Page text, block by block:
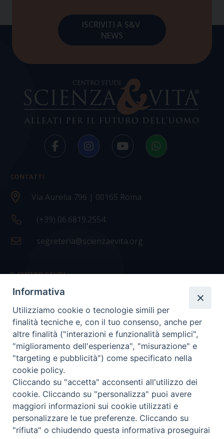
CONTATTI
Via Aurelia 796 | 00165 Roma
(+39) 06.6819.2554
segreteria@scienzaevita.org
IL CENTRO STUDI
La nostra storia
Statuto
Presidenza e ufficio presidenza
Consiglio scientifico
Coordinamento nazionale
COPYRIGHT Scienza & Vita - C.F96600690588- Tutti i
Informativa
Utilizziamo cookie o tecnologie simili per
finalità tecniche e, con il tuo consenso, anche per
altre finalità ("interazioni e funzionalità semplici",
"miglioramento dell'esperienza", "misurazione" e
"targeting e pubblicità") come specificato nella
cookie policy.
Cliccando su "accetta" acconsenti all'utilizzo dei
cookie. Cliccando su "personalizza" puoi avere
maggiori informazioni sui cookie utilizzati e
personalizzare le tue preferenze. Cliccando su
"rifiuta" o chiudendo questa informativa proseguirai